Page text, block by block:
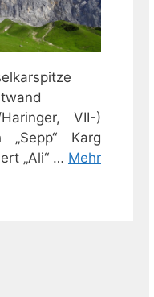
Haringer, VII-)
„Sepp“ Karg
„Ali“ … Mehr